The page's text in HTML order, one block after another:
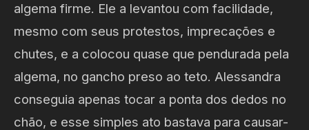
algema firme. Ele a levantou com facilidade,
mesmo com seus protestos, imprecações e
chutes, e a colocou quase que pendurada pela
algema, no gancho preso ao teto. Alessandra
conseguia apenas tocar a ponta dos dedos no
chão, e esse simples ato bastava para causar-